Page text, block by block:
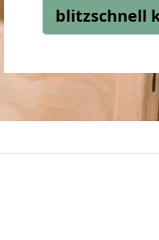
blitzschnell